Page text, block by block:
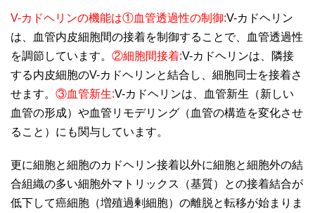
V-カドヘリンの機能は①血管透過性の制御:V-カドヘリン
は、血管内皮細胞間の接着を制御することで、血管透過性
を調節しています。 ② 細胞間接着:V-カドヘリンは、隣接
する内皮細胞のV-カドヘリンと結合し、細胞同士を接着さ
せます。 ③血管新生:V-カドヘリンは、血管新生（新しい
血管の形成）や血管リモデリング（血管の構造を変化させ
ること）にも関与しています。
更に細胞と細胞のカドヘリン接着以外に細胞と細胞外の結
合組織の多い細胞外マトリックス（基質）との接着結合が
低下して癌細胞（増殖過剰細胞）の離脱と転移が始まりま